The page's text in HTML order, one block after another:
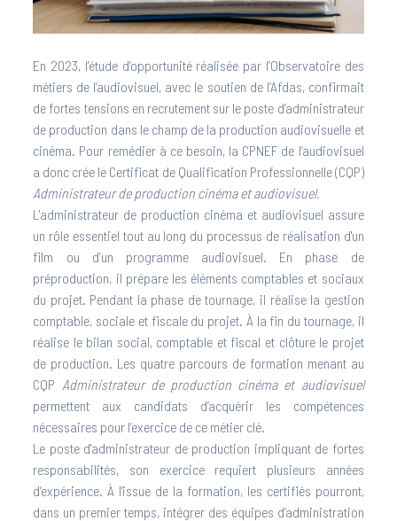
En 2023, l’étude d’opportunité réalisée par l’Observatoire des
métiers de l’audiovisuel, avec le soutien de l’Afdas, confirmait
de fortes tensions en recrutement sur le poste d’administrateur
de production dans le champ de la production audiovisuelle et
cinéma. Pour remédier à ce besoin, la CPNEF de l’audiovisuel
a donc crée le Certificat de Qualification Professionnelle (CQP)
Administrateur de production cinéma et audiovisuel.
L'administrateur de production cinéma et audiovisuel assure
un rôle essentiel tout au long du processus de réalisation d'un
film ou d’un programme audiovisuel. En phase de
préproduction, il prépare les éléments comptables et sociaux
du projet. Pendant la phase de tournage, il réalise la gestion
comptable, sociale et fiscale du projet. À la fin du tournage, il
réalise le bilan social, comptable et fiscal et clôture le projet
de production. Les quatre parcours de formation menant au
CQP Administrateur de production cinéma et audiovisuel
permettent aux candidats d’acquérir les compétences
nécessaires pour l’exercice de ce métier clé.
Le poste d'administrateur de production impliquant de fortes
responsabilités, son exercice requiert plusieurs années
d’expérience. À l'issue de la formation, les certifiés pourront,
dans un premier temps, intégrer des équipes d’administration